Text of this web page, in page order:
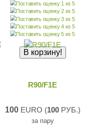
R90/F1E
100EURO (100РУБ.)
за пару